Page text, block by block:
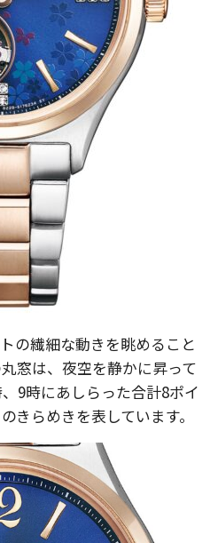
の繊細な動きを眺めること
窓は、夜空を静かに昇って
9時にあしらった合計8ポイ
きらめきを表しています。